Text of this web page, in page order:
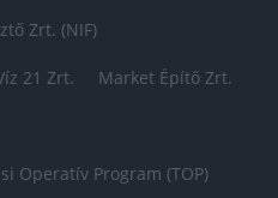
Zrt. (NIF)
21 Zrt. Market Építő Zrt.
Operatív Program (TOP)